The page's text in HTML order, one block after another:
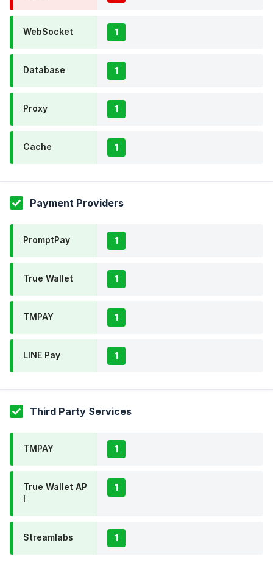
WebSocket 1
Database 1
Proxy 1
Cache 1
Payment Providers
PromptPay 1
True Wallet 1
TMPAY 1
LINE Pay 1
Third Party Services
TMPAY 1
True Wallet AP
I
1
Streamlabs 1